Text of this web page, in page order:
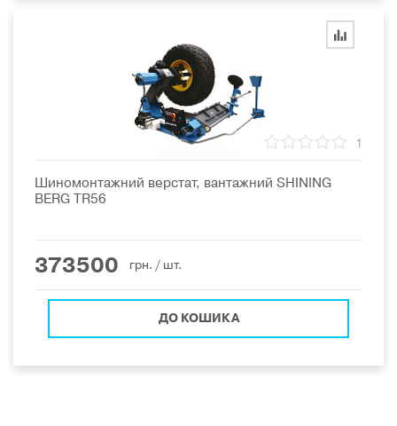
1
Шиномонтажний верстат, вантажний SHINING
BERG TR56
373500 грн. / шт.
ДО КОШИКА